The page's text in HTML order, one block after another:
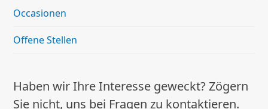
Occasionen
Offene Stellen
Haben wir Ihre Interesse geweckt? Zögern
Sie nicht, uns bei Fragen zu kontaktieren.